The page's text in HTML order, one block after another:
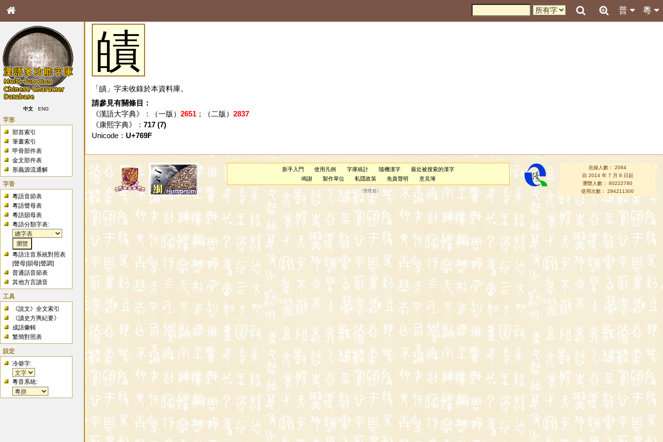
粵
普
中文 ENG
字形
部首索引
筆畫索引
甲骨部件表
金文部件表
形義源流通解
字音
粵語音節表
粵語聲母表
粵語韻母表
粵語分類字表:
粵語注音系統對照表
[聲母 |韻母 |聲調]
普通話音節表
其他方言讀音
工具
《說文》全文索引
《讀史方輿紀要》
成語彙輯
繁簡對照表
設定
冷僻字:
粵音系統:
皟
「皟」字未收錄於本資料庫。
請參見有關條目：
《漢語大字典》：（一版） 2651；（二版） 2837
《康熙字典》： 717 (7)
Unicode： U+769F
新手入門 使用凡例 字庫統計 隨機漢字
最近被搜索的漢字
鳴謝
製作單位 私隱政策 免責聲明 意見簿
（管理員 ）
在線人數： 2064
自 2014 年 7 月 8 日起
瀏覽人數： 80222780
使用次數： 294211300